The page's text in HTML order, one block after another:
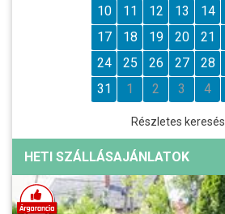
10
11 12 13 14
17
18 19 20 21
24
25 26 27 28
31
1 2 3 4
Részletes keresés
HETI SZÁLLÁSAJÁNLATOK